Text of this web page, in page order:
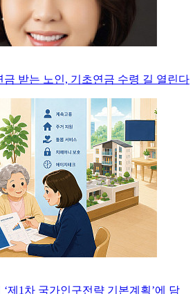
금 받는 노인, 기초연금 수령 길 열린다
‘제1차 국가인구전략 기본계획’에 담